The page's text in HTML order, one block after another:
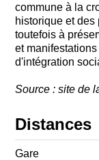
commune à la
historique et
toutefois à
et
d'intégration
Source : site de
Distances
Gare